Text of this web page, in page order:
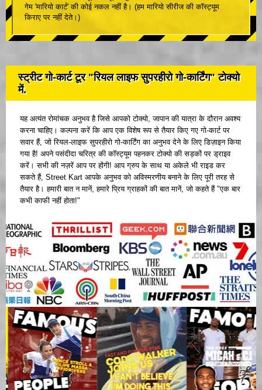
गेम 'मारियो कार्ट' की कोई नकल नहीं है। (हम मारियो सीरीज की कॉस्ट्यूम
किराए पर नहीं देते।)
स्ट्रीट गो-कार्ट टूर "रियल लाइफ सुपरहीरो गो-कार्टिंग" टोक्यो
में.
यह अत्यंत रोमांचक अनुभव है जिसे आपको टोक्यो, जापान की यात्रा के दौरान अवश्य
करना चाहिए। कल्पना करें कि आप एक विशेष रूप से तैयार किए गए गो-कार्ट पर
सवार हैं, जो रियल-लाइफ सुपरहीरो गो-कार्टिंग का अनुभव देने के लिए डिज़ाइन किया
गया है! अपने पसंदीदा चरित्र की कॉस्ट्यूम पहनकर टोक्यो की सड़कों पर ड्राइव
करें। सभी की नज़रें आप पर होंगी! आप ग्रुप के साथ या अकेले भी राइड कर
सकते हैं, Street Kart आपके अनुभव को अविस्मरणीय बनाने के लिए पूरी तरह से
तैयार है। हमारी बात न मानें, हमारे प्रिय ग्राहकों की बात मानें, जो कहते हैं "एक बार
कभी काफी नहीं होता!"